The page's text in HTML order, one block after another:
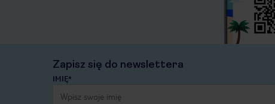
Zapisz się do newslettera
IMIĘ*